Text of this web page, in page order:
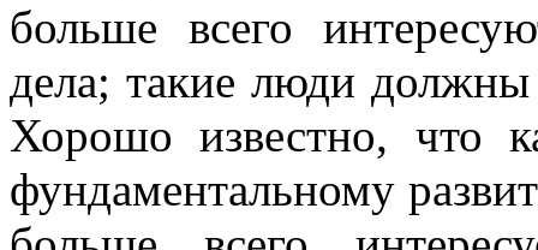
больше всего
дела; такие люди
Хорошо известно, что
фундаментальному